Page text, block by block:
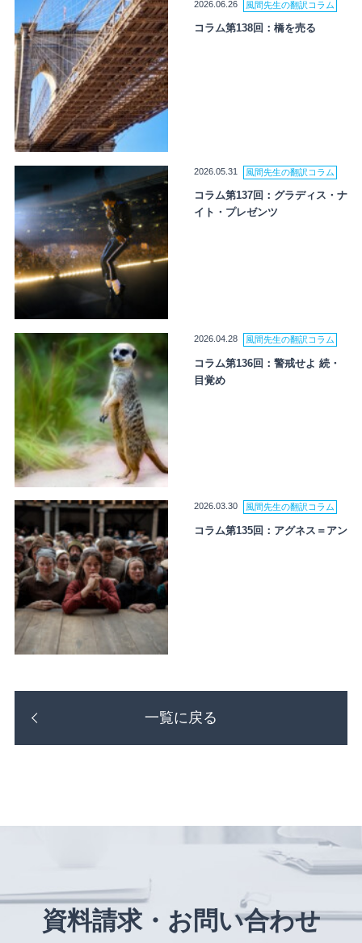
2026.06.26 風間先生の翻訳コラム
コラム第138回：橋を売る
2026.05.31 風間先生の翻訳コラム
コラム第137回：グラディス・ナ
イト・プレゼンツ
2026.04.28 風間先生の翻訳コラム
コラム第136回：警戒せよ 続・
目覚め
2026.03.30 風間先生の翻訳コラム
コラム第135回：アグネス＝アン
一覧に戻る
資料請求・お問い合わせ